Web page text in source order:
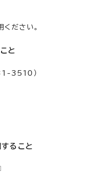
ださい。
と
3510）
ること